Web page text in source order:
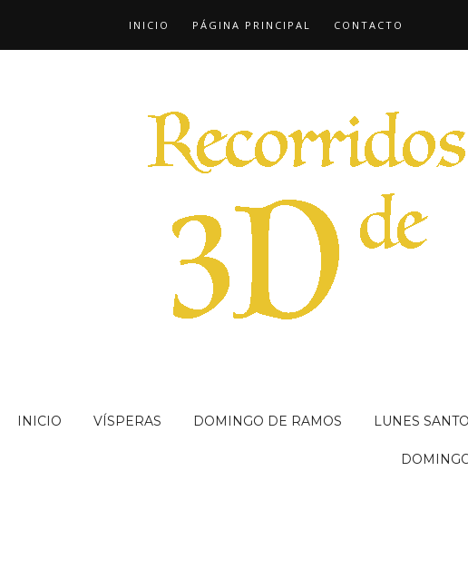
INICIO PÁGINA PRINCIPAL CONTACTO
INICIO VÍSPERAS DOMINGO DE RAMOS LUNES SANTO